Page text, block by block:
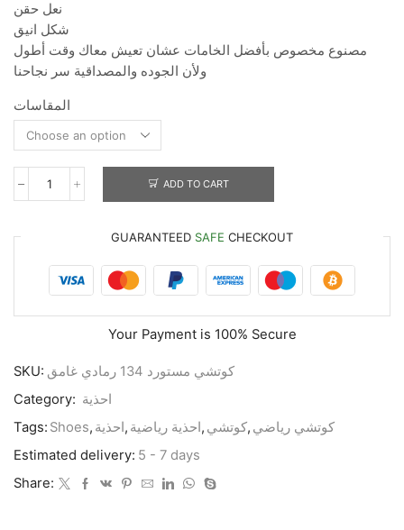
نعل حقن
شكل انيق
مصنوع مخصوص بأفضل الخامات عشان تعيش معاك وقت أطول
ولأن الجوده والمصداقية سر نجاحنا
المقاسات
ADD TO CART
GUARANTEED SAFE CHECKOUT
Your Payment is 100% Secure
SKU:
كوتشي مستورد 134 رمادي غامق
Category: احذية
Tags: Shoes, احذية, احذية رياضية, كوتشي, كوتشي رياضي
Estimated delivery: 5 - 7 days
Share: